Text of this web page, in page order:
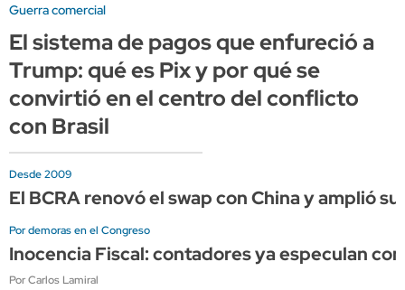
Guerra comercial
El sistema de pagos que enfureció a
Trump: qué es Pix y por qué se
convirtió en el centro del conflicto
con Brasil
Desde 2009
El BCRA renovó el swap con China y amplió
Por demoras en el Congreso
Inocencia Fiscal: contadores ya especulan
Por Carlos Lamiral